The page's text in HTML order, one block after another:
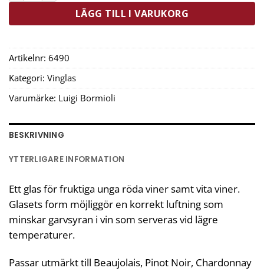
LÄGG TILL I VARUKORG
Artikelnr: 6490
Kategori: Vinglas
Varumärke: Luigi Bormioli
BESKRIVNING
YTTERLIGARE INFORMATION
Ett glas för fruktiga unga röda viner samt vita viner.
Glasets form möjliggör en korrekt luftning som
minskar garvsyran i vin som serveras vid lägre
temperaturer.
Passar utmärkt till Beaujolais, Pinot Noir, Chardonnay